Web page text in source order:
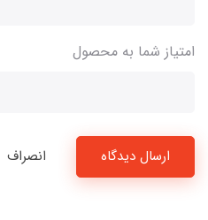
امتیاز شما به محصول
ارسال دیدگاه انصراف